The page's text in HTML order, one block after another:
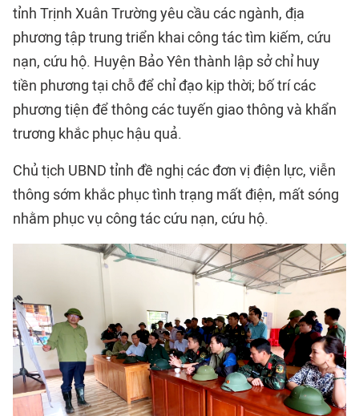
tỉnh Trịnh Xuân Trường yêu cầu các ngành, địa
phương tập trung triển khai công tác tìm kiếm, cứu
nạn, cứu hộ. Huyện Bảo Yên thành lập sở chỉ huy
tiền phương tại chỗ để chỉ đạo kịp thời; bố trí các
phương tiện để thông các tuyến giao thông và khẩn
trương khắc phục hậu quả.
Chủ tịch UBND tỉnh đề nghị các đơn vị điện lực, viễn
thông sớm khắc phục tình trạng mất điện, mất sóng
nhằm phục vụ công tác cứu nạn, cứu hộ.